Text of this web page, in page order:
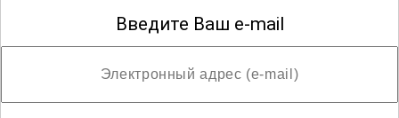
Введите Ваш e-mail